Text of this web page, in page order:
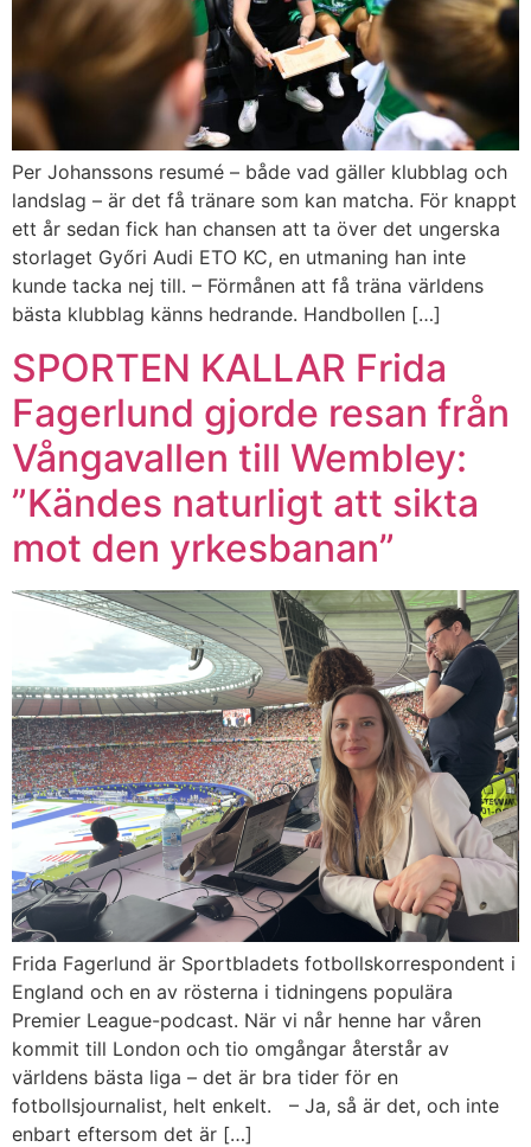
Per Johanssons resumé – både vad gäller klubblag och
landslag – är det få tränare som kan matcha. För knappt
ett år sedan fick han chansen att ta över det ungerska
storlaget Győri Audi ETO KC, en utmaning han inte
kunde tacka nej till. – Förmånen att få träna världens
bästa klubblag känns hedrande. Handbollen […]
SPORTEN KALLAR Frida
Fagerlund gjorde resan från
Vångavallen till Wembley:
”Kändes naturligt att sikta
mot den yrkesbanan”
Frida Fagerlund är Sportbladets fotbollskorrespondent i
England och en av rösterna i tidningens populära
Premier League-podcast. När vi når henne har våren
kommit till London och tio omgångar återstår av
världens bästa liga – det är bra tider för en
fotbollsjournalist, helt enkelt. – Ja, så är det, och inte
enbart eftersom det är […]